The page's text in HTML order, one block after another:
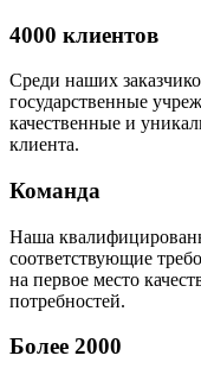
4000 клиентов
Среди наших
государственные
качественные и
клиента.
Команда
Наша
соответствующие
на первое место
потребностей.
Более 2000